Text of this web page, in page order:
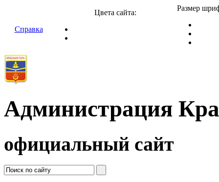
Справка
Цвета сайта:
Размер
Администрация
официальный сайт